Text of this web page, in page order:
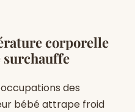
corporelle
surchauffe
des
bébé attrape froid